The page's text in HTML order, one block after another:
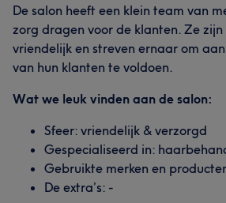
De salon heeft een klein team van
zorg dragen voor de klanten. Ze zijn
vriendelijk en streven ernaar om
van hun klanten te voldoen.
Wat we leuk vinden aan de salon:
Sfeer: vriendelijk & verzorgd
Gespecialiseerd in:
Gebruikte merken en
De extra’s: -